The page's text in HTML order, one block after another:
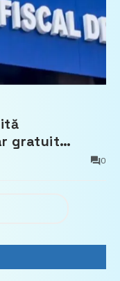
gratuit
bunurile
0